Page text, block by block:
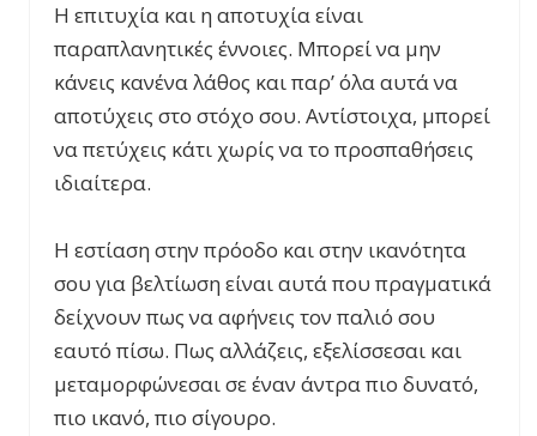
Η επιτυχία και η αποτυχία είναι
παραπλανητικές έννοιες. Μπορεί να μην
κάνεις κανένα λάθος και παρ’ όλα αυτά να
αποτύχεις στο στόχο σου. Αντίστοιχα, μπορεί
να πετύχεις κάτι χωρίς να το προσπαθήσεις
ιδιαίτερα.
Η εστίαση στην πρόοδο και στην ικανότητα
σου για βελτίωση είναι αυτά που πραγματικά
δείχνουν πως να αφήνεις τον παλιό σου
εαυτό πίσω. Πως αλλάζεις, εξελίσσεσαι και
μεταμορφώνεσαι σε έναν άντρα πιο δυνατό,
πιο ικανό, πιο σίγουρο.